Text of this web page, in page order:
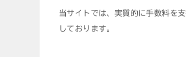
当サイトでは、実質的に手数料を
しております。